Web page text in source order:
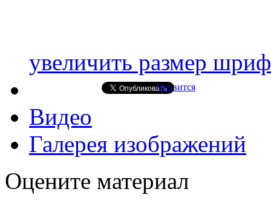
увеличить размер
Нравится
Видео
Галерея изображений
Оцените материал